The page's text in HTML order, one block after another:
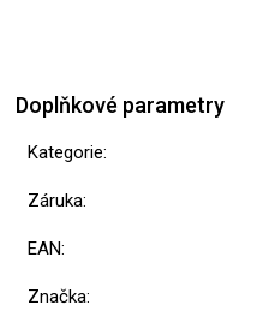
Doplňkové parametry
Kategorie:
Záruka:
EAN:
Značka: